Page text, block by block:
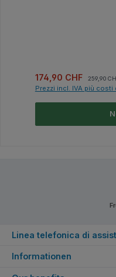
Prezzo di vendita:
174,90 CHF 259,90
Prezzi incl. IVA più costi
Linea telefonica di
Informationen